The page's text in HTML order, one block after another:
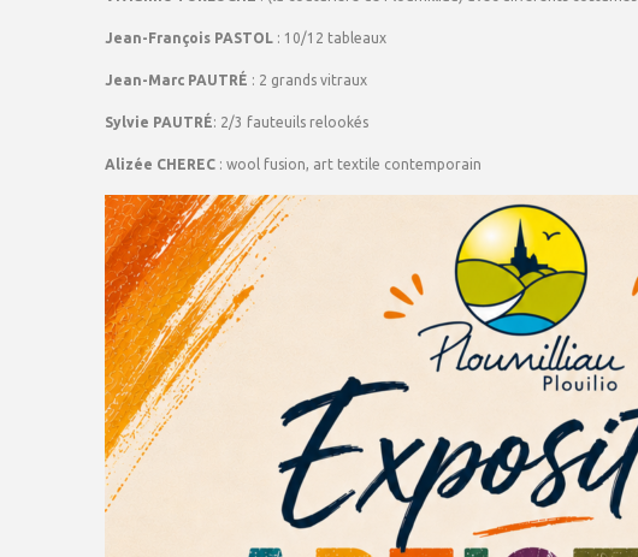
Jean-François PASTOL : 10/12 tableaux
Jean-Marc PAUTRÉ : 2 grands vitraux
Sylvie PAUTRÉ: 2/3 fauteuils relookés
Alizée CHEREC : wool fusion, art textile contemporain